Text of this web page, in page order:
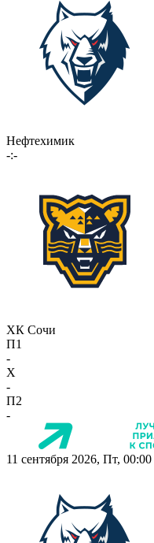
Нефтехимик
-:-
ХК Сочи
П1
-
X
-
П2
-
11 сентября 2026, Пт, 00:00